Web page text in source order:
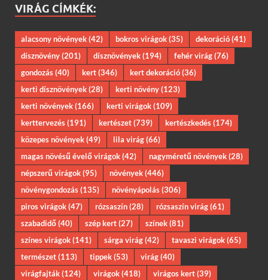
VIRÁG CÍMKÉK:
alacsony növények(42) bokros virágok(35) dekoráció(41)
dísznövény(201) dísznövények(194) fehér virág(76)
gondozás(40) kert(346) kert dekoráció(36)
kerti dísznövények(28) kerti növény(123)
kerti növények(166) kerti virágok(109)
kerttervezés(191) kertészet(739) kertészkedés(174)
közepes növények(49) lila virág(66)
magas növésű évelő virágok(42) nagyméretű növények(28)
népszerű virágok(95) növények(446)
növénygondozás(135) növényápolás(306)
piros virágok(47) rózsaszín(28) rózsaszín virág(61)
szabadidő(40) szép kert(27) színek(81)
színes virágok(141) sárga virág(42) tavaszi virágok(65)
természet(113) tippek(53) virág(40)
virágfajták(124) virágok(418) virágos kert(39)